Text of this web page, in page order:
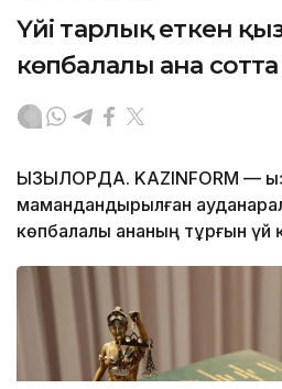
Үйі тарлық еткен
көпбалалы ана
ҚЫЗЫЛОРДА. KAZINFORM —
мамандандырылған
көпбалалы ананың тұрғын үй